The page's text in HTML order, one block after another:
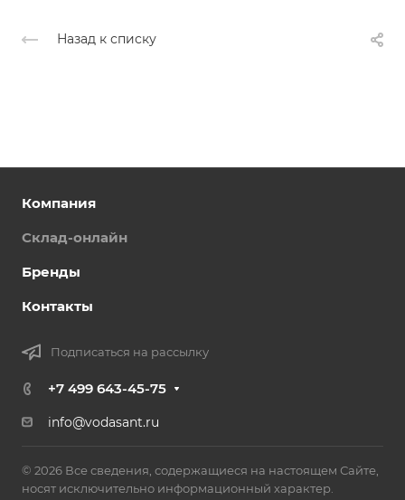
Назад к списку
Компания
Склад-онлайн
Бренды
Контакты
Подписаться на рассылку
+7 499 643-45-75
info@vodasant.ru
© 2026 Все сведения, содержащиеся на настоящем Сайте,
носят исключительно информационный характер.